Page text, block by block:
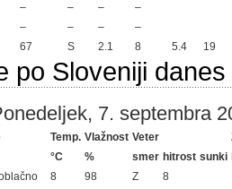
– – –
–
– – –
–
67 S 2.1 8 5.4 19
po Sloveniji danes
7. septembra
Temp. Vlažnost Veter
°C
% smer hitrost sunki
8 98 Z 8